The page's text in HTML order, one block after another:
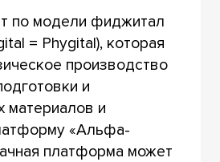
по модели фиджитал
= Phygital), которая
производство
и
материалов и
«Альфа-
платформа может